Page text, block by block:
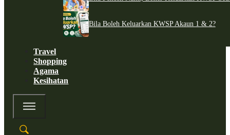
Bila Boleh Keluarkan KWSP Akaun 1 & 2?
Travel
Shopping
Agama
Kesihatan